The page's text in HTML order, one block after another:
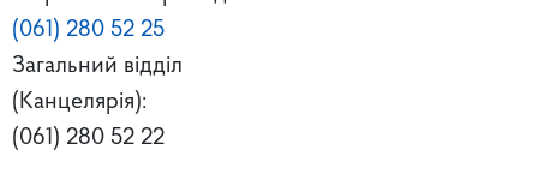
(061) 280 52 25
Загальний відділ
(Канцелярія):
(061) 280 52 22